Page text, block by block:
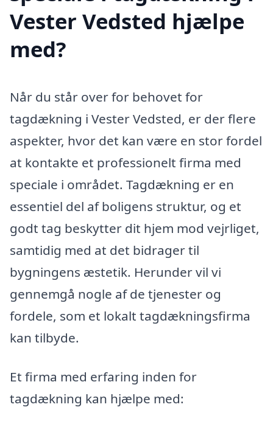
Vester Vedsted hjælpe
med?
Når du står over for behovet for
tagdækning i Vester Vedsted, er der flere
aspekter, hvor det kan være en stor fordel
at kontakte et professionelt firma med
speciale i området. Tagdækning er en
essentiel del af boligens struktur, og et
godt tag beskytter dit hjem mod vejrliget,
samtidig med at det bidrager til
bygningens æstetik. Herunder vil vi
gennemgå nogle af de tjenester og
fordele, som et lokalt tagdækningsfirma
kan tilbyde.
Et firma med erfaring inden for
tagdækning kan hjælpe med: